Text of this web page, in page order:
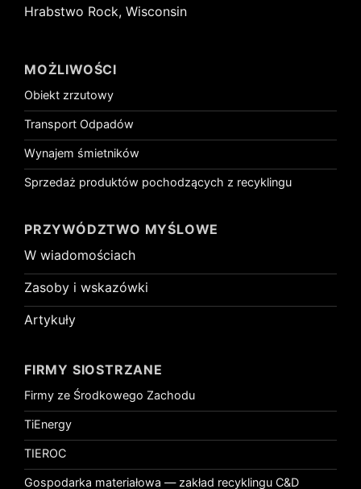
Hrabstwo Rock, Wisconsin
MOŻLIWOŚCI
Obiekt zrzutowy
Transport Odpadów
Wynajem śmietników
Sprzedaż produktów pochodzących z recyklingu
PRZYWÓDZTWO MYŚLOWE
W wiadomościach
Zasoby i wskazówki
Artykuły
FIRMY SIOSTRZANE
Firmy ze Środkowego Zachodu
TiEnergy
TIEROC
Gospodarka materiałowa — zakład recyklingu C&D